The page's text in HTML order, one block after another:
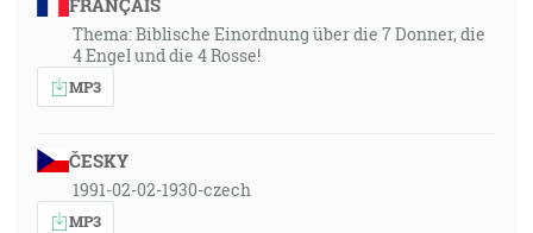
FRANÇAIS
Thema: Biblische Einordnung über die 7 Donner, die
4 Engel und die 4 Rosse!
MP3
ČESKY
1991-02-02-1930-czech
MP3